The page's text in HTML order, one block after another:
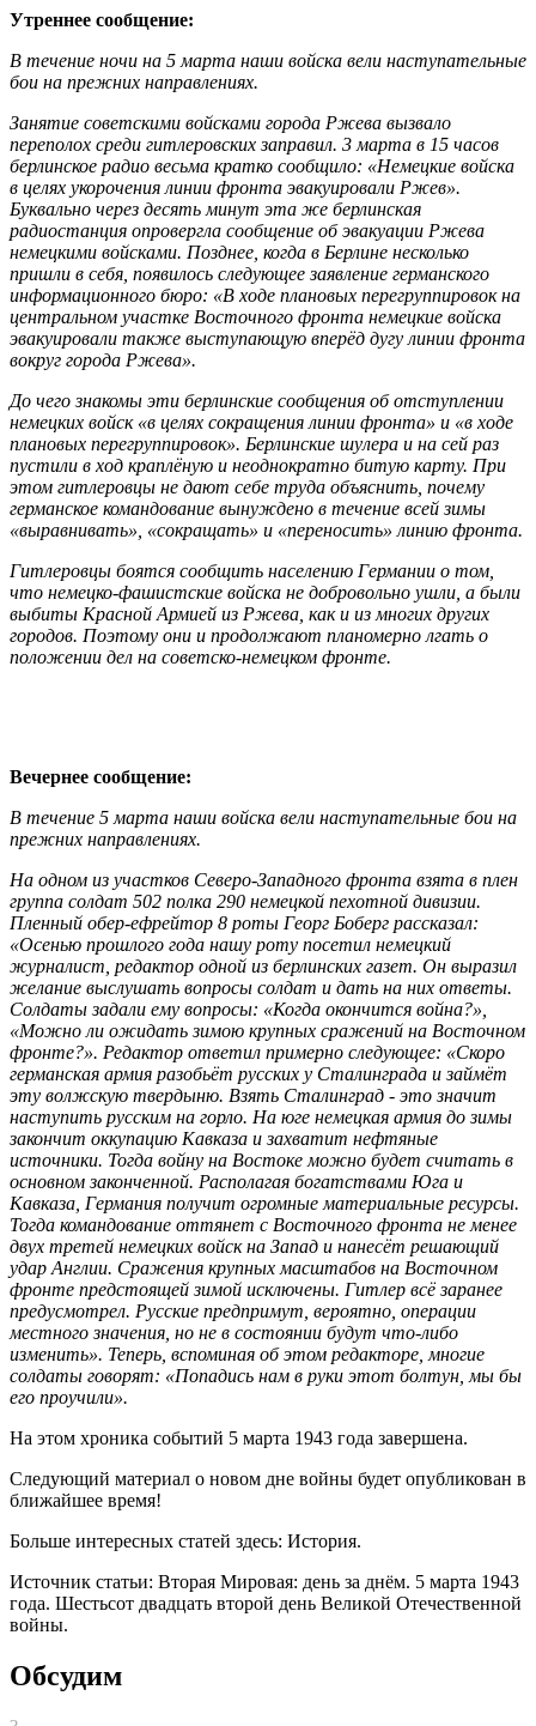
Утреннее сообщение:
В течение ночи на 5 марта наши войска вели наступательные
бои на прежних направлениях.
Занятие советскими войсками города Ржева вызвало
переполох среди гитлеровских заправил. 3 марта в 15 часов
берлинское радио весьма кратко сообщило: «Немецкие войска
в целях укорочения линии фронта эвакуировали Ржев».
Буквально через десять минут эта же берлинская
радиостанция опровергла сообщение об эвакуации Ржева
немецкими войсками. Позднее, когда в Берлине несколько
пришли в себя, появилось следующее заявление германского
информационного бюро: «В ходе плановых перегруппировок на
центральном участке Восточного фронта немецкие войска
эвакуировали также выступающую вперёд дугу линии фронта
вокруг города Ржева».
До чего знакомы эти берлинские сообщения об отступлении
немецких войск «в целях сокращения линии фронта» и «в ходе
плановых перегруппировок». Берлинские шулера и на сей раз
пустили в ход краплёную и неоднократно битую карту. При
этом гитлеровцы не дают себе труда объяснить, почему
германское командование вынуждено в течение всей зимы
«выравнивать», «сокращать» и «переносить» линию фронта.
Гитлеровцы боятся сообщить населению Германии о том,
что немецко-фашистские войска не добровольно ушли, а были
выбиты Красной Армией из Ржева, как и из многих других
городов. Поэтому они и продолжают планомерно лгать о
положении дел на советско-немецком фронте.
Вечернее сообщение:
В течение 5 марта наши войска вели наступательные бои на
прежних направлениях.
На одном из участков Северо-Западного фронта взята в плен
группа солдат 502 полка 290 немецкой пехотной дивизии.
Пленный обер-ефрейтор 8 роты Георг Боберг рассказал:
«Осенью прошлого года нашу роту посетил немецкий
журналист, редактор одной из берлинских газет. Он выразил
желание выслушать вопросы солдат и дать на них ответы.
Солдаты задали ему вопросы: «Когда окончится война?»,
«Можно ли ожидать зимою крупных сражений на Восточном
фронте?». Редактор ответил примерно следующее: «Скоро
германская армия разобьёт русских у Сталинграда и займёт
эту волжскую твердыню. Взять Сталинград - это значит
наступить русским на горло. На юге немецкая армия до зимы
закончит оккупацию Кавказа и захватит нефтяные
источники. Тогда войну на Востоке можно будет считать в
основном законченной. Располагая богатствами Юга и
Кавказа, Германия получит огромные материальные ресурсы.
Тогда командование оттянет с Восточного фронта не менее
двух третей немецких войск на Запад и нанесёт решающий
удар Англии. Сражения крупных масштабов на Восточном
фронте предстоящей зимой исключены. Гитлер всё заранее
предусмотрел. Русские предпримут, вероятно, операции
местного значения, но не в состоянии будут что-либо
изменить». Теперь, вспоминая об этом редакторе, многие
солдаты говорят: «Попадись нам в руки этот болтун, мы бы
его проучили».
На этом хроника событий 5 марта 1943 года завершена.
Следующий материал о новом дне войны будет опубликован в
ближайшее время!
Больше интересных статей здесь: История.
Источник статьи: Вторая Мировая: день за днём. 5 марта 1943
года. Шестьсот двадцать второй день Великой Отечественной
войны.
Обсудим